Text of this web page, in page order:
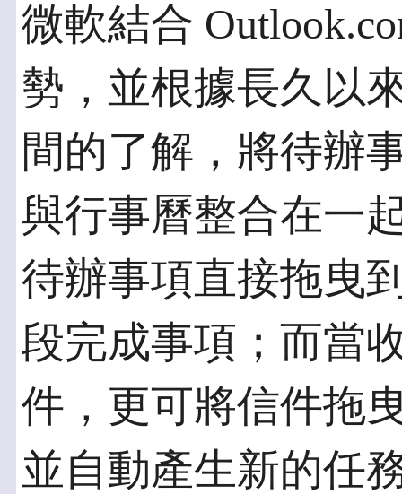
微軟結合
勢，並根據長久以
間的了解，將待辦
與行事曆整合在一
待辦事項直接拖曳
段完成事項；而當
件，更可將信件拖
並自動產生新的任